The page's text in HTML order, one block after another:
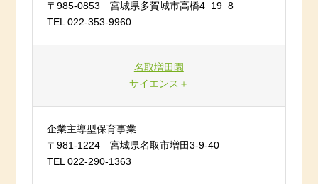
〒985-0853 宮城県多賀城市高橋4−19−8
TEL 022-353-9960
名取増田園
サイエンス＋
企業主導型保育事業
〒981-1224 宮城県名取市増田3-9-40
TEL 022-290-1363